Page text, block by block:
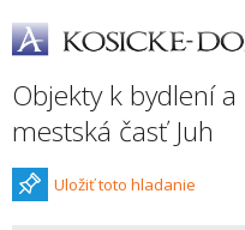
Objekty k bydlení
mestská časť Juh
Uložiť toto hladanie